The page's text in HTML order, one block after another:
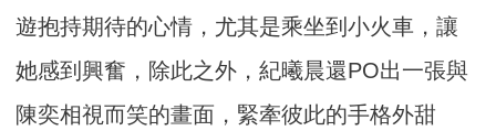
遊抱持期待的心情，尤其是乘坐到小火車，讓
她感到興奮，除此之外，紀曦晨還PO出一張與
陳奕相視而笑的畫面，緊牽彼此的手格外甜